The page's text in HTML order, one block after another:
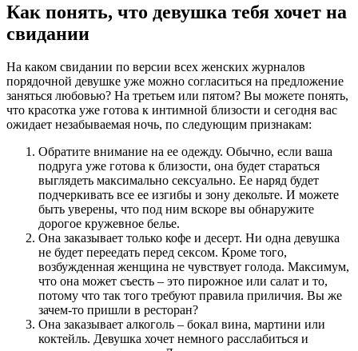
Как понять, что девушка тебя хочет на
свидании
На каком свидании по версии всех женских журналов
порядочной девушке уже можно согласиться на предложение
заняться любовью? На третьем или пятом? Вы можете понять,
что красотка уже готова к интимной близости и сегодня вас
ожидает незабываемая ночь, по следующим признакам:
Обратите внимание на ее одежду. Обычно, если ваша
подруга уже готова к близости, она будет стараться
выглядеть максимально сексуально. Ее наряд будет
подчеркивать все ее изгибы и зону декольте. И можете
быть уверены, что под ним вскоре вы обнаружите
дорогое кружевное белье.
Она заказывает только кофе и десерт. Ни одна девушка
не будет переедать перед сексом. Кроме того,
возбужденная женщина не чувствует голода. Максимум,
что она может съесть – это пирожное или салат и то,
потому что так того требуют правила приличия. Вы же
зачем-то пришли в ресторан?
Она заказывает алкоголь – бокал вина, мартини или
коктейль. Девушка хочет немного расслабиться и